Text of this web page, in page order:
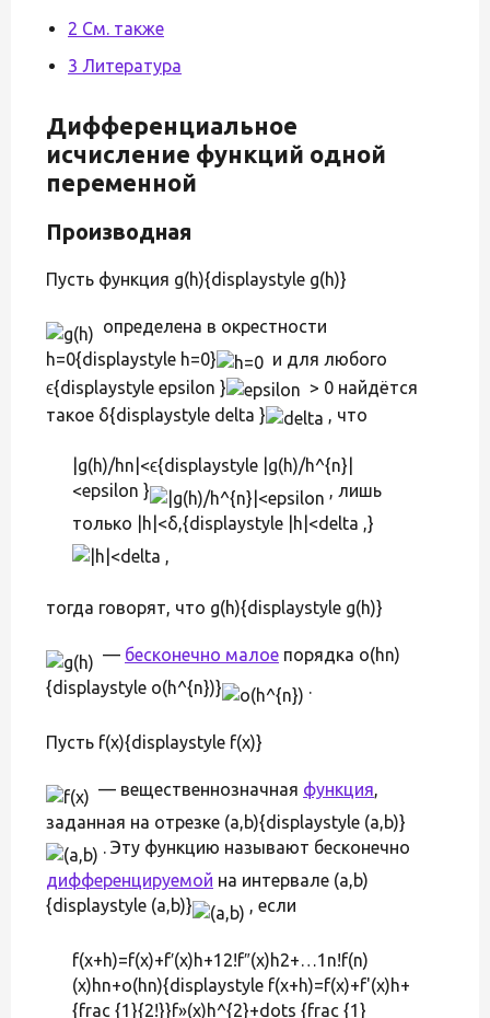
2 См. также
3 Литература
Дифференциальное
исчисление функций одной
переменной
Производная
Пусть функция g(h){displaystyle g(h)}
определена в окрестности
h=0{displaystyle h=0}
и для любого
ϵ{displaystyle epsilon }
> 0 найдётся
такое δ{displaystyle delta }
, что
|g(h)/hn|<ϵ{displaystyle |g(h)/h^{n}|
<epsilon }
, лишь
только |h|<δ,{displaystyle |h|<delta ,}
тогда говорят, что g(h){displaystyle g(h)}
— бесконечно малое порядка o(hn)
{displaystyle o(h^{n})}
.
Пусть f(x){displaystyle f(x)}
— вещественнозначная функция,
заданная на отрезке (a,b){displaystyle (a,b)}
. Эту функцию называют бесконечно
дифференцируемой на интервале (a,b)
{displaystyle (a,b)}
, если
f(x+h)=f(x)+f′(x)h+12!f″(x)h2+…1n!f(n)
(x)hn+o(hn){displaystyle f(x+h)=f(x)+f'(x)h+
{frac {1}{2!}}f»(x)h^{2}+dots {frac {1}